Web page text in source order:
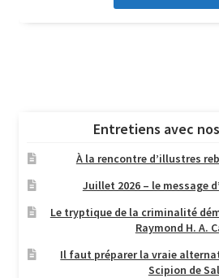
Entretiens avec
À la rencontre d’illustres
Juillet 2026 – le message
Le tryptique de la criminalité
Raymond H. A.
Il faut préparer la vraie
Scipion de